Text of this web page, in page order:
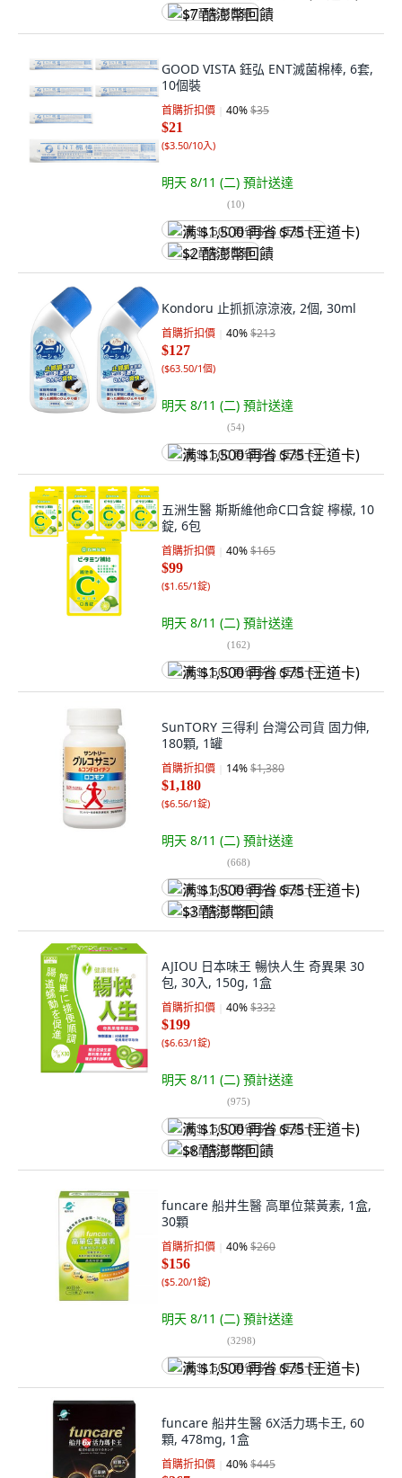
$7 酷澎幣回饋
GOOD VISTA 鈺弘 ENT滅菌棉棒, 6套,
10個裝
首購折扣價 40%$35
$21
($3.50/10入)
明天 8/11 (二) 預計送達
(10)
满 $1,500 再省 $75 (王道卡)
$2 酷澎幣回饋
Kondoru 止抓抓涼涼液, 2個, 30ml
首購折扣價 40%$213
$127
($63.50/1個)
明天 8/11 (二) 預計送達
(54)
满 $1,500 再省 $75 (王道卡)
五洲生醫 斯斯維他命C口含錠 檸檬, 10
錠, 6包
首購折扣價 40%$165
$99
($1.65/1錠)
明天 8/11 (二) 預計送達
(162)
满 $1,500 再省 $75 (王道卡)
SunTORY 三得利 台灣公司貨 固力伸,
180顆, 1罐
首購折扣價 14%$1,380
$1,180
($6.56/1錠)
明天 8/11 (二) 預計送達
(668)
满 $1,500 再省 $75 (王道卡)
$3 酷澎幣回饋
AJIOU 日本味王 暢快人生 奇異果 30
包, 30入, 150g, 1盒
首購折扣價 40%$332
$199
($6.63/1錠)
明天 8/11 (二) 預計送達
(975)
满 $1,500 再省 $75 (王道卡)
$8 酷澎幣回饋
funcare 船井生醫 高單位葉黃素, 1盒,
30顆
首購折扣價 40%$260
$156
($5.20/1錠)
明天 8/11 (二) 預計送達
(3298)
满 $1,500 再省 $75 (王道卡)
funcare 船井生醫 6X活力瑪卡王, 60
顆, 478mg, 1盒
首購折扣價 40%$445